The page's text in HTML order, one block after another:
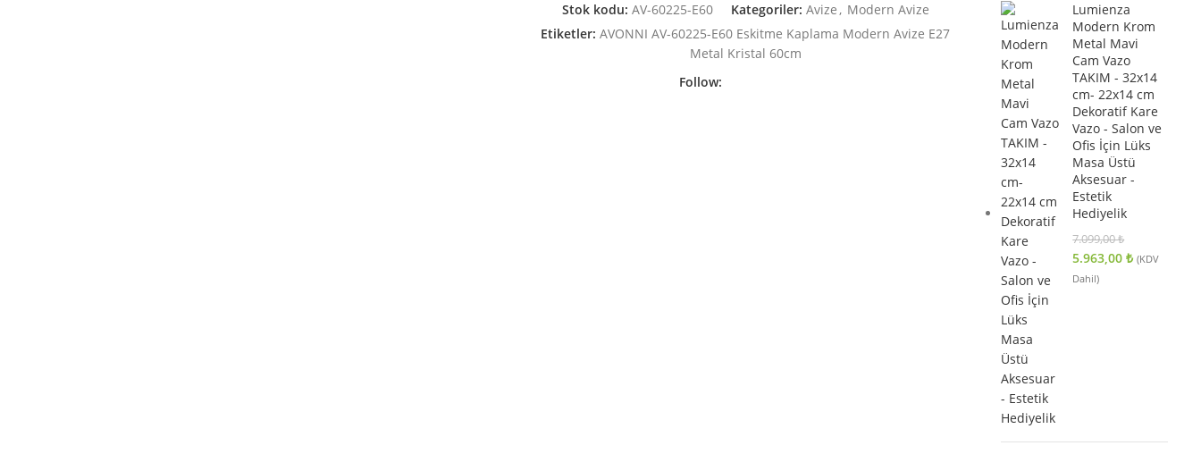
Stok kodu: AV-60225-E60 Kategoriler: Avize , Modern Avize
Etiketler: AVONNI AV-60225-E60 Eskitme Kaplama Modern Avize E27
Metal Kristal 60cm
Follow:
Lumienza
Modern Krom
Metal Mavi
Cam Vazo
TAKIM - 32x14
cm- 22x14 cm
Dekoratif Kare
Vazo - Salon ve
Ofis İçin Lüks
Masa Üstü
Aksesuar -
Estetik
Hediyelik
7.099,00₺
5.963,00₺ (KDV
Dahil)